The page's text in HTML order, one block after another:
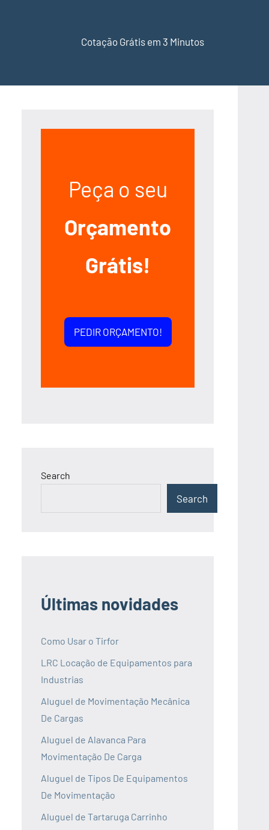
Cotação Grátis em 3 Minutos
Peça o seu
Orçamento
Grátis!
PEDIR ORÇAMENTO!
Search
Search
Últimas novidades
Como Usar o Tirfor
LRC Locação de Equipamentos para
Industrias
Aluguel de Movimentação Mecânica
De Cargas
Aluguel de Alavanca Para
Movimentação De Carga
Aluguel de Tipos De Equipamentos
De Movimentação
Aluguel de Tartaruga Carrinho